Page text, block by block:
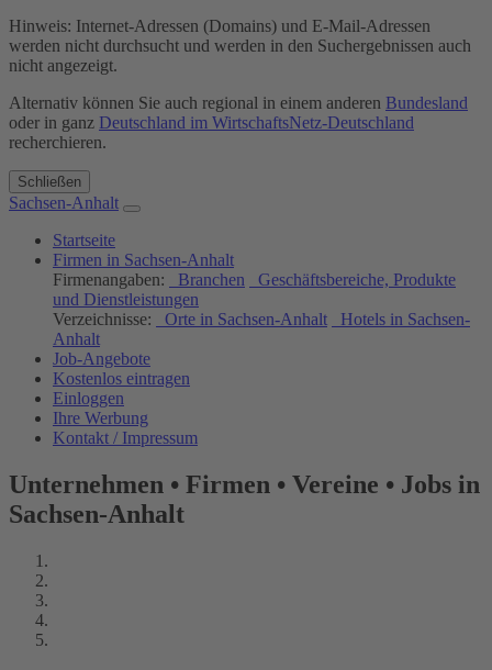
Hinweis: Internet-Adressen (Domains) und E-Mail-Adressen
werden nicht durchsucht und werden in den Suchergebnissen auch
nicht angezeigt.
Alternativ können Sie auch regional in einem anderen Bundesland
oder in ganz Deutschland im WirtschaftsNetz-Deutschland
recherchieren.
Schließen
Sachsen-Anhalt
Startseite
Firmen in Sachsen-Anhalt
Firmenangaben:
Branchen
Geschäftsbereiche, Produkte
und Dienstleistungen
Verzeichnisse:
Orte in Sachsen-Anhalt
Hotels in Sachsen-
Anhalt
Job-Angebote
Kostenlos eintragen
Einloggen
Ihre Werbung
Kontakt / Impressum
Unternehmen • Firmen • Vereine • Jobs in
Sachsen-Anhalt